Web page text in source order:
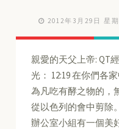
2012年3月29日 星
親愛的天父上帝: QT
光： 12:19 在你們各
為凡吃有酵之物的，
從以色列的會中剪除
辦公室小組有一個美